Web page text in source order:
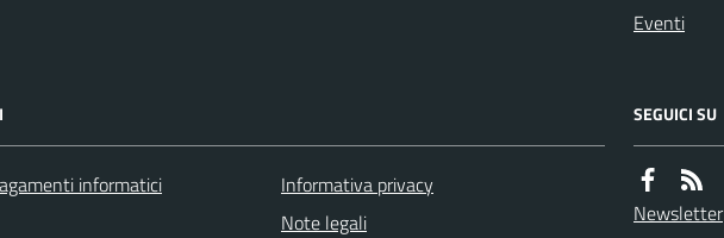
Eventi
informatici
Informativa privacy
Note legali
SEGUICI SU
Newsletter